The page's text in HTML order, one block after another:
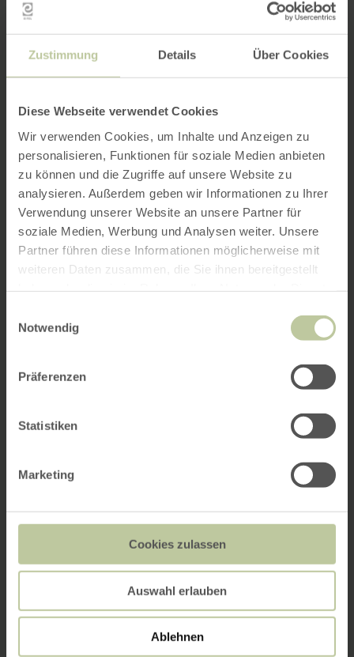
Zustimmung Details Über Cookies
Diese Webseite verwendet Cookies
Wir verwenden Cookies, um Inhalte und Anzeigen zu
personalisieren, Funktionen für soziale Medien anbieten
zu können und die Zugriffe auf unsere Website zu
analysieren. Außerdem geben wir Informationen zu Ihrer
Verwendung unserer Website an unsere Partner für
soziale Medien, Werbung und Analysen weiter. Unsere
Partner führen diese Informationen möglicherweise mit
weiteren Daten zusammen, die Sie ihnen bereitgestellt
Notwendig
Präferenzen
Statistiken
Marketing
Cookies zulassen
Auswahl erlauben
Ablehnen